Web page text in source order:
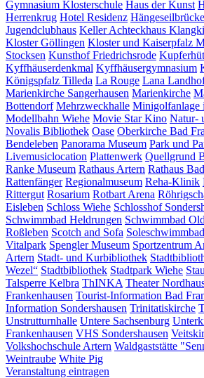
Gymnasium Klosterschule Haus der Kunst
Herrenkrug Hotel Residenz Hängeseilbrücke
Jugendclubhaus Keller Achteckhaus
Kloster Göllingen Kloster und Kaiserpfalz
Stocksen Kunsthof Friedrichsrode
Kyffhäuserdenkmal Kyffhäusergymnasium
Königspfalz Tilleda La Rouge Lana
Marienkirche Sangerhausen Marienkirche
Bottendorf Mehrzweckhalle Minigolfanlage
Modellbahn Wiehe Movie Star Kino Natur-
Novalis Bibliothek Oase Oberkirche Bad
Bendeleben Panorama Museum Park und
Livemusiclocation Plattenwerk Quellgrund
Ranke Museum Rathaus Artern Rathaus
Rattenfänger Regionalmuseum Reha-Klinik
Rittergut Rosarium Rotbart Arena
Eisleben Schloss Wiehe Schlosshof
Schwimmbad Heldrungen Schwimmbad
Roßleben Scotch and Sofa
Vitalpark Spengler Museum Sportzentrum
Artern Stadt- und Kurbibliothek
Wezel“ Stadtbibliothek Stadtpark Wiehe
Talsperre Kelbra ThINKA Theater
Frankenhausen Tourist-Information Bad
Information Sondershausen Trinitatiskirche
Unstrutturnhalle Untere Sachsenburg
Frankenhausen VHS Sondershausen
Volkshochschule Artern Waldgaststätte
Weintraube White Pig
Veranstaltung eintragen